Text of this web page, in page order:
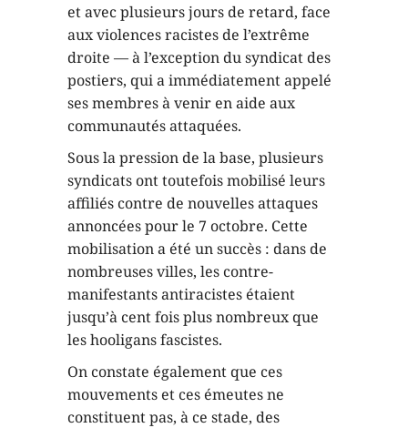
et avec plusieurs jours de retard, face
aux violences racistes de l’extrême
droite — à l’exception du syndicat des
postiers, qui a immédiatement appelé
ses membres à venir en aide aux
communautés attaquées.
Sous la pression de la base, plusieurs
syndicats ont toutefois mobilisé leurs
affiliés contre de nouvelles attaques
annoncées pour le 7 octobre. Cette
mobilisation a été un succès : dans de
nombreuses villes, les contre-
manifestants antiracistes étaient
jusqu’à cent fois plus nombreux que
les hooligans fascistes.
On constate également que ces
mouvements et ces émeutes ne
constituent pas, à ce stade, des